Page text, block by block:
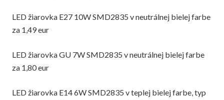
LED žiarovka E27 10W SMD2835 v neutrálnej bielej farbe
za 1,49 eur
LED žiarovka GU 7W SMD2835 v neutrálnej bielej farbe
za 1,80 eur
LED žiarovka E14 6W SMD2835 v teplej bielej farbe, typ